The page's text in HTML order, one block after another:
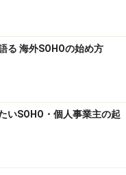
海外SOHOの始め方
いSOHO・個人事業主の起